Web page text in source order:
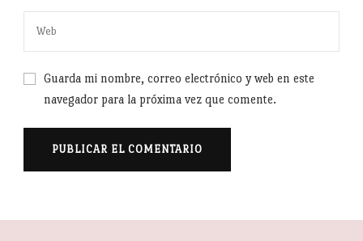
Guarda mi nombre, correo electrónico y web en este
navegador para la próxima vez que comente.